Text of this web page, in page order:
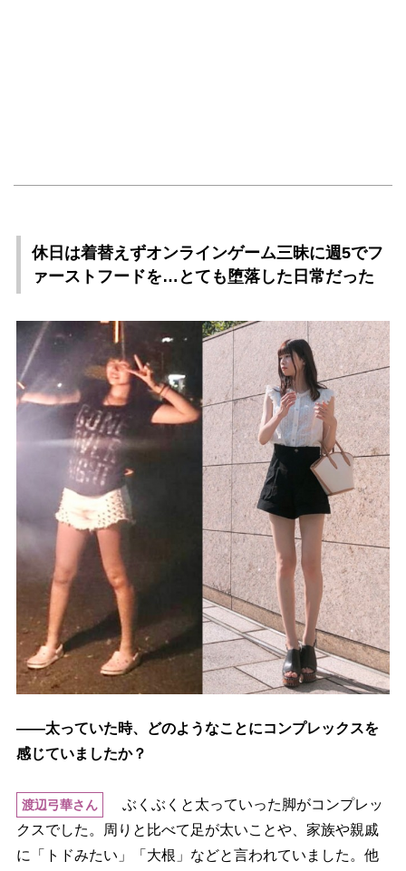
休日は着替えずオンラインゲーム三昧に週5でフ
ァーストフードを…とても堕落した日常だった
――太っていた時、どのようなことにコンプレックスを
感じていましたか？
渡辺弓華さん
ぶくぶくと太っていった脚がコンプレッ
クスでした。周りと比べて足が太いことや、家族や親戚
に「トドみたい」「大根」などと言われていました。他